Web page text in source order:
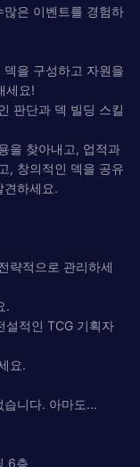
은 이벤트를 경험하
을 구성하고 자원을
세요!
판단과 덱 빌딩 스킬
을 찾아내고, 업적과
, 창의적인 덱을 공유
견하세요.
략적으로 관리하세
.
설적인 TCG 기획자
요.
니다. 아마도...
6층